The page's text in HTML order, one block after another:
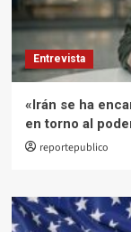
Entrevista
«Irán se ha
en torno al
reportepublico